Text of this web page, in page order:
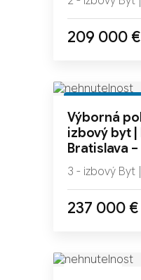
209 000 €
Výborná
izbový byt |
Bratislava
3 - izbový Byt
237 000 €